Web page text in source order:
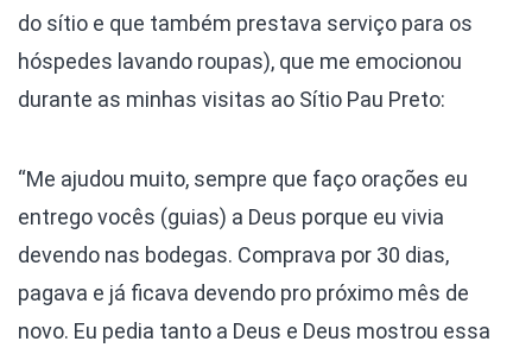
do sítio e que também prestava serviço para os
hóspedes lavando roupas), que me emocionou
durante as minhas visitas ao Sítio Pau Preto:
“Me ajudou muito, sempre que faço orações eu
entrego vocês (guias) a Deus porque eu vivia
devendo nas bodegas. Comprava por 30 dias,
pagava e já ficava devendo pro próximo mês de
novo. Eu pedia tanto a Deus e Deus mostrou essa